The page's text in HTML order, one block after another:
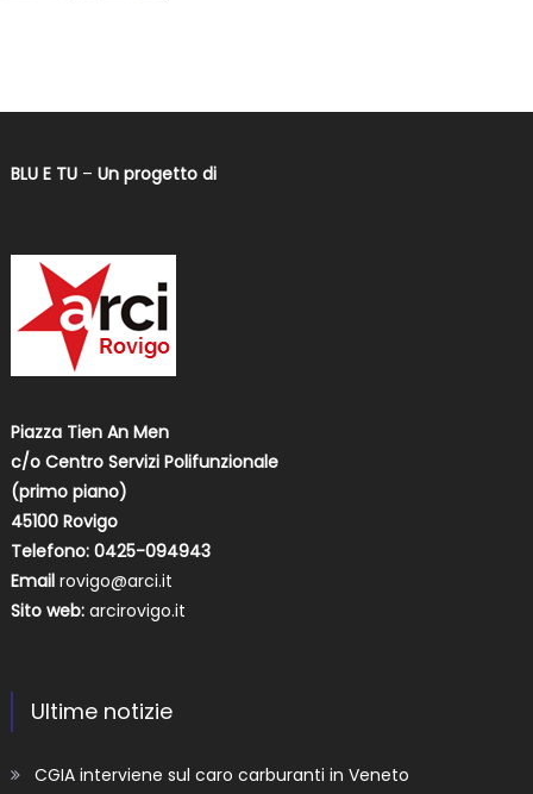
BLU E TU– Un progetto di
Piazza Tien An Men
c/o Centro Servizi Polifunzionale
(primo piano)
45100 Rovigo
Telefono: 0425-094943
Email rovigo@arci.it
Sito web: arcirovigo.it
Ultime notizie
CGIA interviene sul caro carburanti in Veneto